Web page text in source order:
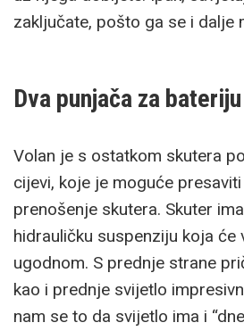
zaključate, pošto ga se i dalje
Dva punjača za bateriju
Volan je s ostatkom skutera
cijevi, koje je moguće
prenošenje skutera. Skuter
hidrauličku suspenziju koja će
ugodnom. S prednje strane
kao i prednje svijetlo
nam se to da svijetlo ima i